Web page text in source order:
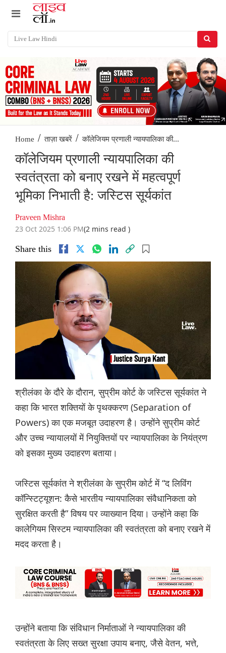
Home / ताज़ा खबरें / कॉलेजियम प्रणाली न्यायपालिका की...
कॉलेजियम प्रणाली न्यायपालिका की
स्वतंत्रता को बनाए रखने में महत्वपूर्ण
भूमिका निभाती है: जस्टिस सूर्यकांत
Praveen Mishra
23 Oct 2025 1:06 PM(2 mins read )
Share this
श्रीलंका के दौरे के दौरान, सुप्रीम कोर्ट के जस्टिस सूर्यकांत ने
कहा कि भारत शक्तियों के पृथक्करण (Separation of
Powers) का एक मजबूत उदाहरण है। उन्होंने सुप्रीम कोर्ट
और उच्च न्यायालयों में नियुक्तियों पर न्यायपालिका के नियंत्रण
को इसका मुख्य उदाहरण बताया।
जस्टिस सूर्यकांत ने श्रीलंका के सुप्रीम कोर्ट में “द लिविंग
कॉन्स्टिट्यूशन: कैसे भारतीय न्यायपालिका संवैधानिकता को
सुरक्षित करती है” विषय पर व्याख्यान दिया। उन्होंने कहा कि
कालेगियम सिस्टम न्यायपालिका की स्वतंत्रता को बनाए रखने में
मदद करता है।
उन्होंने बताया कि संविधान निर्माताओं ने न्यायपालिका की
स्वतंत्रता के लिए सख्त सुरक्षा उपाय बनाए, जैसे वेतन, भत्ते,